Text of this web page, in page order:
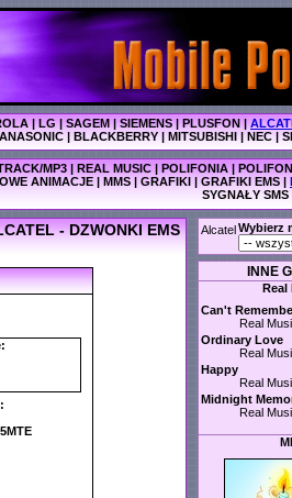
|LG|SAGEM|SIEMENS|PLUSFON|
|BLACKBERRY|MITSUBISHI|NEC|
MP3 | REAL MUSIC | POLIFONIA |
ANIMACJE | MMS | GRAFIKI | GRAFIKI EMS |
SYGNAŁY SMS
- DZWONKI EMS Wybierz
Alcatel
INNE
Real
Can't
Real
Ordinary Love
Real
Happy
Real
Midnight
Real